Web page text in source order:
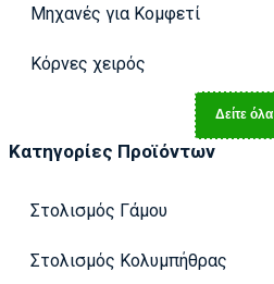
Μηχανές για Κομφετί
Κόρνες χειρός
Δείτε όλα
Κατηγορίες Προϊόντων
Στολισμός Γάμου
Στολισμός Κολυμπήθρας